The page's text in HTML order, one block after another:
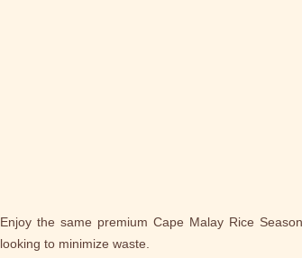
Enjoy the same premium Cape Malay Rice
looking to minimize waste.